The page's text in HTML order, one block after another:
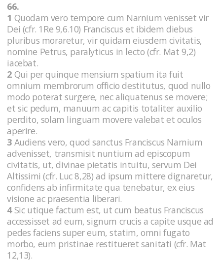
66.
1 Quodam vero tempore cum Narnium venisset vir
Dei (cfr. 1Re 9,6.10) Franciscus et ibidem diebus
pluribus moraretur, vir quidam eiusdem civitatis,
nomine Petrus, paralyticus in lecto (cfr. Mat 9,2)
iacebat.
2 Qui per quinque mensium spatium ita fuit
omnium membrorum officio destitutus, quod nullo
modo poterat surgere, nec aliquatenus se movere;
et sic pedum, manuum ac capitis totaliter auxilio
perdito, solam linguam movere valebat et oculos
aperire.
3 Audiens vero, quod sanctus Franciscus Narnium
advenisset, transmisit nuntium ad episcopum
civitatis, ut, divinae pietatis intuitu, servum Dei
Altissimi (cfr. Luc 8,28) ad ipsum mittere dignaretur,
confidens ab infirmitate qua tenebatur, ex eius
visione ac praesentia liberari.
4Sic utique factum est, ut cum beatus Franciscus
accessisset ad eum, signum crucis a capite usque ad
pedes faciens super eum, statim, omni fugato
morbo, eum pristinae restitueret sanitati (cfr. Mat
12,13).